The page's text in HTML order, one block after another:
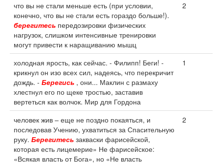
что вы не стали меньше есть (при условии,
конечно, что вы не стали есть гораздо больше!).
берегитесь передозировки физических
нагрузок, слишком интенсивные тренировки
могут привести к наращиванию мышц
2
холодная ярость, как сейчас. - Филипп! Беги! -
крикнул он изо всех сил, надеясь, что перекричит
дождь. - Берегись , они... Маклин с размаху
хлестнул его по щеке тростью, заставив
вертеться как волчок. Мир для Гордона
1
человек жив – еще не поздно покаяться, и
последовав Учению, ухватиться за Спасительную
руку. Берегитесь закваски фарисейской,
которая есть лицемерие» Не фарисейское:
«Всякая власть от Бога», но «Не власть
2